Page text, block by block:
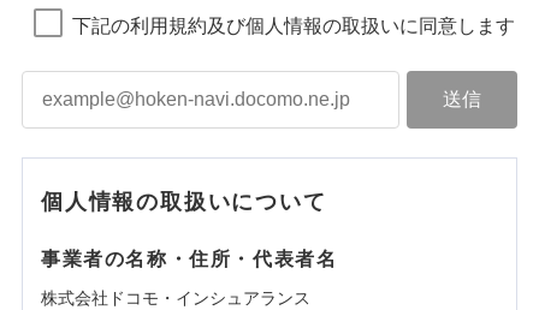
下記の利用規約及び個人情報の取扱いに同意します
個人情報の取扱いについて
事業者の名称・住所・代表者名
株式会社ドコモ・インシュアランス